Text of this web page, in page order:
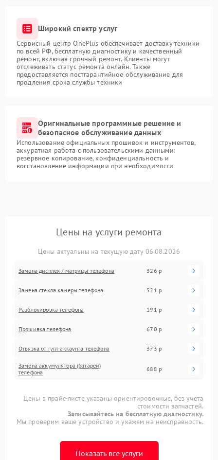
Широкий спектр услуг
Сервисный центр OnePlus обеспечивает доставку техники
по всей РФ, бесплатную диагностику и качественный
ремонт, включая срочный ремонт. Клиенты могут
отслеживать статус ремонта онлайн. Также
предоставляется постгарантийное обслуживание для
продления срока службы техники
Оригинальные программные решение и
безопасное обслуживание данных
Использование официальных прошивок и инструментов,
аккуратная работа с пользовательскими данными:
резервное копирование, конфиденциальность и
восстановление информации при необходимости
Цены на услуги ремонта
Цены актуальны на текущую дату 06.08.2026
Замена дисплея / матрицы телефона 326 р
Замена стекла камеры телефона 521 р
Разблокировка телефона 191 р
Прошивка телефона 670 р
Отвязка от гугл-аккаунта телефона 373 р
Замена аккумулятора (батареи)
телефона
688 р
Цены в прайс-листе указаны ориентировочные, без учета
стоимости запчастей.
Записывайтесь на бесплатную диагностику.
Мы проверим ваше устройство и укажем на неисправность.
Показать все услуги